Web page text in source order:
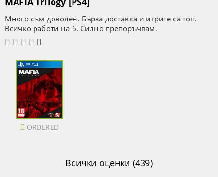
Много съм доволен. Бърза доставка и игрите са топ.
Всичко работи на 6. Силно препоръчвам.
ORDERED
Всички оценки (439)